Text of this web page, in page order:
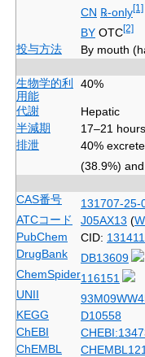
CN ℞-only[1]
BY OTC[2]
投与方法
By mouth
生物学的利
用能
40%
代謝
Hepatic
半減期
17–21 hours
排泄
40%
(38.9%)
CAS番号
131707-25-
ATCコード
J05AX13 (
PubChem
CID: 131411
DrugBank
DB13609
ChemSpider116151
UNII
KEGG
D10558
ChEBI
ChEMBL